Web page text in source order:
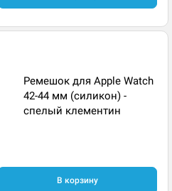
Ремешок для Apple Watch
42-44 мм (силикон) -
спелый клементин
В корзину